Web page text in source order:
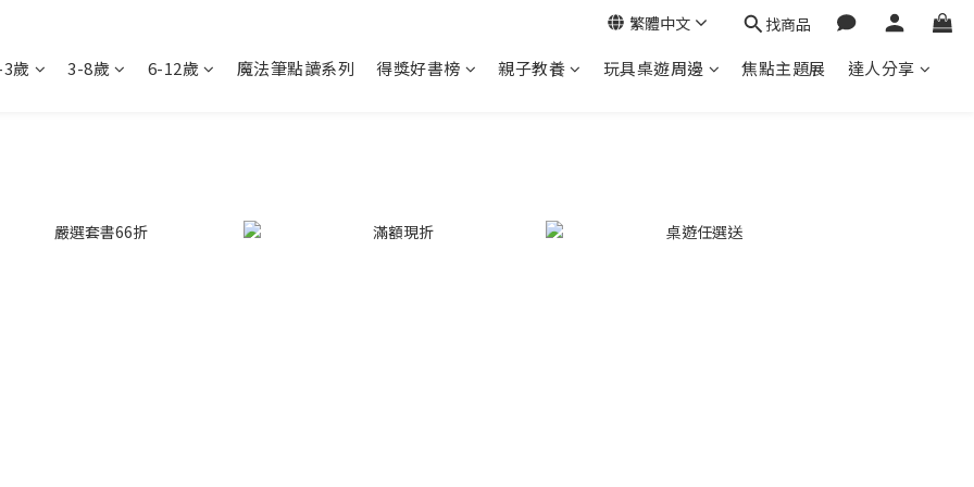
繁體中文 找商品
歲 3-8歲 6-12歲 魔法筆點讀系列 得獎好書榜 親子教養 玩具桌遊周邊 焦點主題展 達人分享